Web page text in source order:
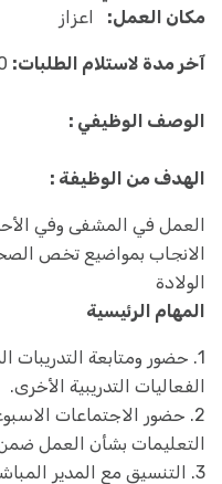
مكان العمل: اعزاز
آخر مدة لاستلام الطلبات:
الوصف الوظيفي :
الهدف من الوظيفة :
العمل في المشفى وفي
الانجاب بمواضيع تخص
الولادة
المهام الرئيسية
1. حضور ومتابعة التدريبات
الفعاليات التدريبية الأخرى.
2. حضور الاجتماعات
التعليمات بشأن العمل
3. التنسيق مع المدير